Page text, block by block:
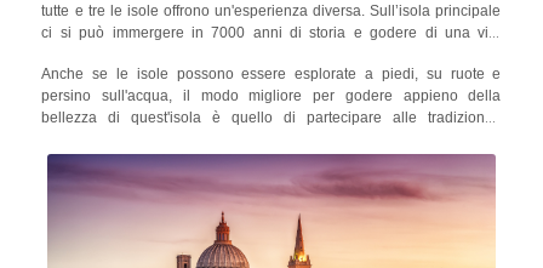
tutte e tre le isole offrono un'esperienza diversa. Sull’isola principale
ci si può immergere in 7000 anni di storia e godere di una vita
combinato con monumenti e spiagge impressionanti; e a Comino,
disabitata, si può beneficiare della splendida bellezza naturale
dell'arcipelago.
Anche se le isole possono essere esplorate a piedi, su ruote e
persino sull'acqua, il modo migliore per godere appieno della
bellezza di quest'isola è quello di partecipare alle tradizionali
scorci pittoreschi delle sue facciate di arenaria, dei monumenti
naturali e dei porti incontaminati che diventano eccezionalmente belli,
soprattutto durante la golden hour prima del tramonto.